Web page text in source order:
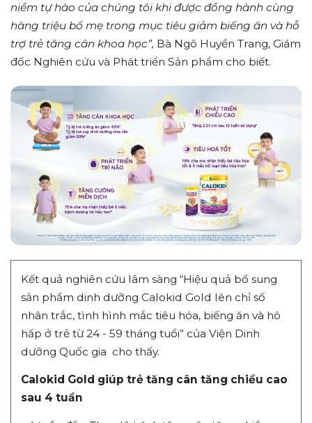
niềm tự hào của chúng tôi khi được đồng hành cùng
hàng triệu bố mẹ trong mục tiêu giảm biếng ăn và hỗ
trợ trẻ tăng cân khoa học”, Bà Ngô Huyền Trang, Giám
đốc Nghiên cứu và Phát triển Sản phẩm cho biết.
Kết quả nghiên cứu lâm sàng “Hiệu quả bổ sung
sản phẩm dinh dưỡng Calokid Gold lên chỉ số
nhân trắc, tình hình mắc tiêu hóa, biếng ăn và hô
hấp ở trẻ từ 24 - 59 tháng tuổi” của Viện Dinh
dưỡng Quốc gia cho thấy.
Calokid Gold giúp trẻ tăng cân tăng chiều cao
sau 4 tuần